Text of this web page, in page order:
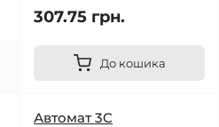
307.75 грн.
До кошика
Автомат 3C